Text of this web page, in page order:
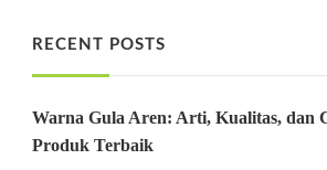
RECENT POSTS
Warna Gula Aren: Arti, Kualitas, dan
Produk Terbaik